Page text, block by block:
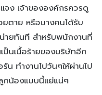
จง เจ้าขององค์กรควรดู
ตาย หรือบางคนได้รับ
ายทันที สำหรับพนักงานที่
นเนื้อร้ายของบริษัทอีก
น ทำงานไปวันๆให้ผ่านไป
กน้องแบบนี้แย่แน่ๆ